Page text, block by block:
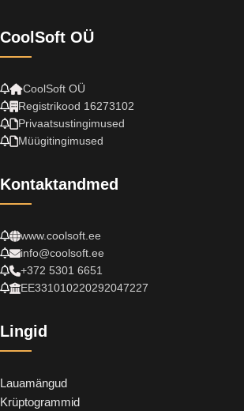
CoolSoft OÜ
CoolSoft OÜ
Registrikood 16273102
Privaatsustingimused
Müügitingimused
Kontaktandmed
www.coolsoft.ee
info@coolsoft.ee
+372 5301 6651
EE331010220292047227
Lingid
Lauamängud
Krüptogrammid